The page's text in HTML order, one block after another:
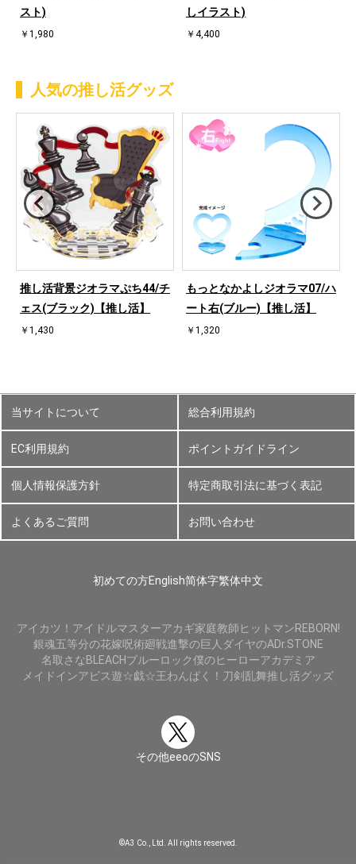
スト)
￥1,980
しイラスト)
￥4,400
人気の推し活グッズ
推し活背景ジオラマぷち44/チ
ェス(ブラック)【推し活】
￥1,430
もっとなかよしジオラマ07/ハ
ート右(ブルー)【推し活】
￥1,320
当サイトについて 総合利用規約
EC利用規約 ポイントガイドライン
個人情報保護方針 特定商取引法に基づく表記
よくあるご質問 お問い合わせ
初めての方English简体字繁体中文
アイカツ！ アイドルマスターアカギ家庭教師ヒットマンREBORN!
銀魂五等分の花嫁呪術廻戦進撃の巨人 ダイヤのADr.STONE
名取さなBLEACHブルーロック僕のヒーローアカデミア
メイドインアビス遊☆戯☆王わんぱく！刀剣乱舞推し活グッズ
その他eeoのSNS
©A3 Co., Ltd. All rights reserved.